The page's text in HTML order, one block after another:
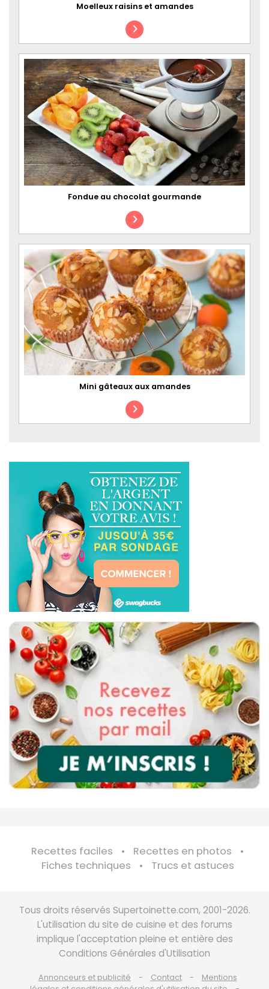
Moelleux raisins et amandes
Fondue au chocolat gourmande
Mini gâteaux aux amandes
Recettes faciles
Recettes en photos
Fiches techniques
Trucs et astuces
Tous droits réservés Supertoinette.com, 2001-2026.
L'utilisation du site de cuisine et des forums
implique l'acceptation pleine et entière des
Conditions Générales d'Utilisation
Annonceurs et publicité Contact
Mentions